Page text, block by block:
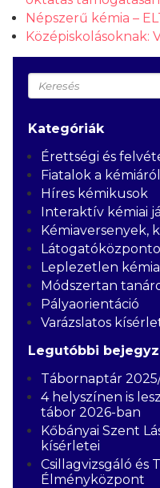
Népszerű kémia –
Középiskolásoknak:
Keresés
Kategóriák
Érettségi és
Fiatalok a kémiáról
Híres kémikusok
Interaktív kémiai
Kémiaversenyek,
Leplezetlen kémia
Módszertan
Pályaorientáció
Varázslatos
Legutóbbi
Tábornaptár
4 helyszínen is
tábor 2026-ban
Kőbányai Szent
kísérletei
Csillagvizsgáló és
Élményközpont